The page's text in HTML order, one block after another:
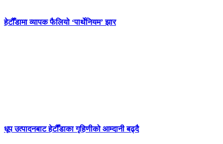
हेटौँडामा व्यापक फैलियो ‘पार्थेनियम’ झार
धूप उत्पादनबाट हेटौँडाका गृहिणीको आम्दानी बढ्दै